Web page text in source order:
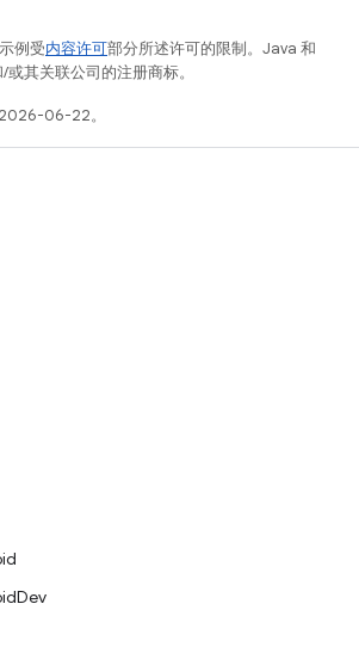
例受内容许可部分所述许可的限制。Java 和
其关联公司的注册商标。
06-22。